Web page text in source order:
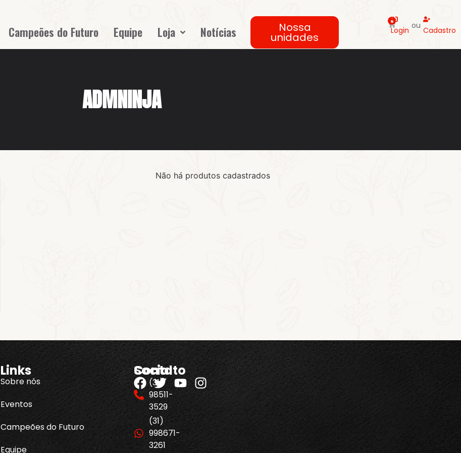
Campeões do Futuro Equipe Loja Notícias Nossa
unidades
0
Login ou Cadastro
ADMNINJA
Não há produtos cadastrados
Links
Sobre nós
Eventos
Campeões do Futuro
Equipe
Contato
(31)
98511-
3529
(31)
998671-
3261
Social